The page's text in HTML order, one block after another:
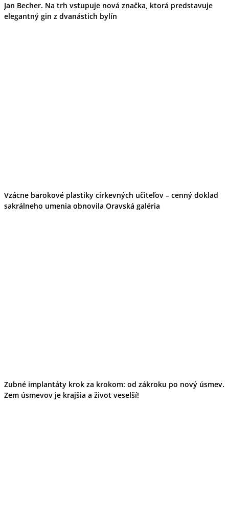
Jan Becher. Na trh vstupuje nová značka, ktorá predstavuje
elegantný gin z dvanástich bylín
Vzácne barokové plastiky cirkevných učiteľov – cenný doklad
sakrálneho umenia obnovila Oravská galéria
Zubné implantáty krok za krokom: od zákroku po nový úsmev.
Zem úsmevov je krajšia a život veselší!